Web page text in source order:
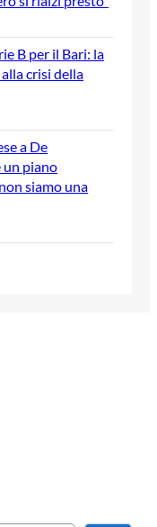
B per il Bari: la
crisi della
a De
un piano
siamo una